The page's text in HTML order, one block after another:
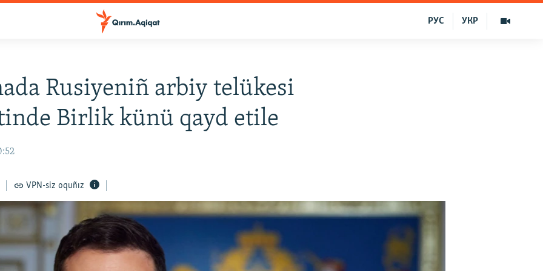
УКР
РУС
Rusiyeniñ arbiy telükesi
Birlik künü qayd etile
VPN-siz oquñız